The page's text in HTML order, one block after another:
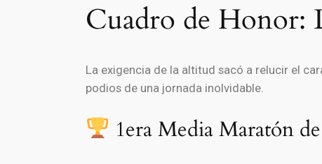
Cuadro de Honor:
La exigencia de la altitud sacó a relucir el
podios de una jornada inolvidable.
1era Media Maratón